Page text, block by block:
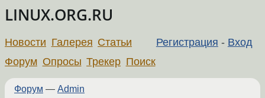
LINUX.ORG.RU
Регистрация - Вход
Новости Галерея Статьи
Форум Опросы Трекер Поиск
Форум — Admin